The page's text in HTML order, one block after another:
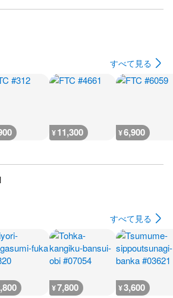
すべて見る
¥11,300 ¥6,900
すべて見る
¥7,800 ¥3,600